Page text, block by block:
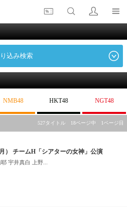
込み検索
NMB48 HKT48 NGT48
527タイトル 18ページ中 1ページ目
） チームH「シアターの女神」公演
宇井真白 上野...